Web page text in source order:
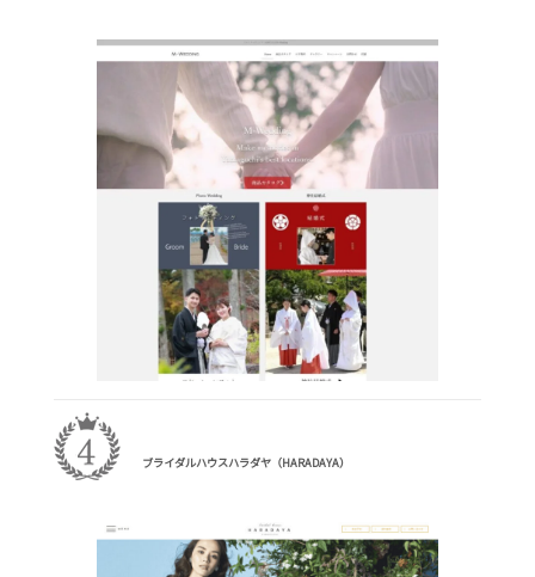
ブライダルハウスハラダヤ（HARADAYA）